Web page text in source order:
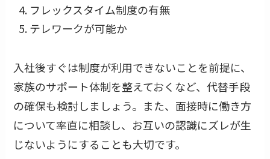
フレックスタイム制度の有無
テレワークが可能か
入社後すぐは制度が利用できないことを前提に、
家族のサポート体制を整えておくなど、代替手段
の確保も検討しましょう。また、面接時に働き方
について率直に相談し、お互いの認識にズレが生
じないようにすることも大切です。